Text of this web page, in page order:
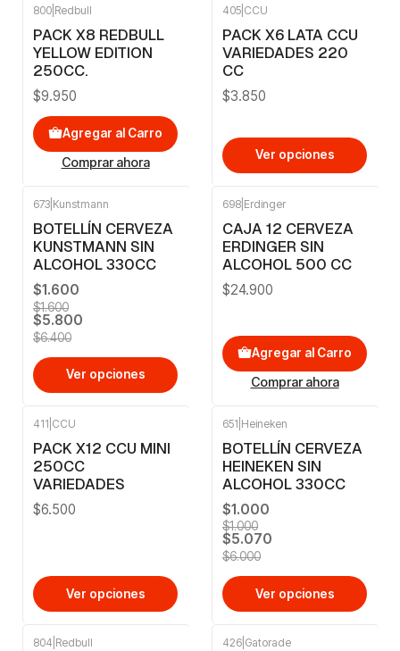
800 Redbull
PACK X8 REDBULL
YELLOW EDITION
250CC.
$9.950
Agregar al Carro
Comprar ahora
405 CCU
PACK X6 LATA CCU
VARIEDADES 220
CC
$3.850
Ver opciones
673 Kunstmann
BOTELLÍN CERVEZA
KUNSTMANN SIN
ALCOHOL 330CC
$1.600
$1.600
$5.800
$6.400
Ver opciones
698 Erdinger
CAJA 12 CERVEZA
ERDINGER SIN
ALCOHOL 500 CC
$24.900
Agregar al Carro
Comprar ahora
411 CCU
PACK X12 CCU MINI
250CC
VARIEDADES
$6.500
Ver opciones
651 Heineken
BOTELLÍN CERVEZA
HEINEKEN SIN
ALCOHOL 330CC
$1.000
$1.000
$5.070
$6.000
Ver opciones
804 Redbull 426 Gatorade